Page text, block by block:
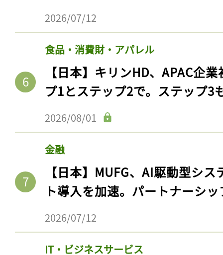
2026/07/12
食品・消費財・アパレル
【日本】キリンHD、APAC企
プ1とステップ2で。ステップ3
2026/08/01
金融
【日本】MUFG、AI駆動型シ
ト導入を加速。パートナーシ
2026/07/12
IT・ビジネスサービス
会員登録